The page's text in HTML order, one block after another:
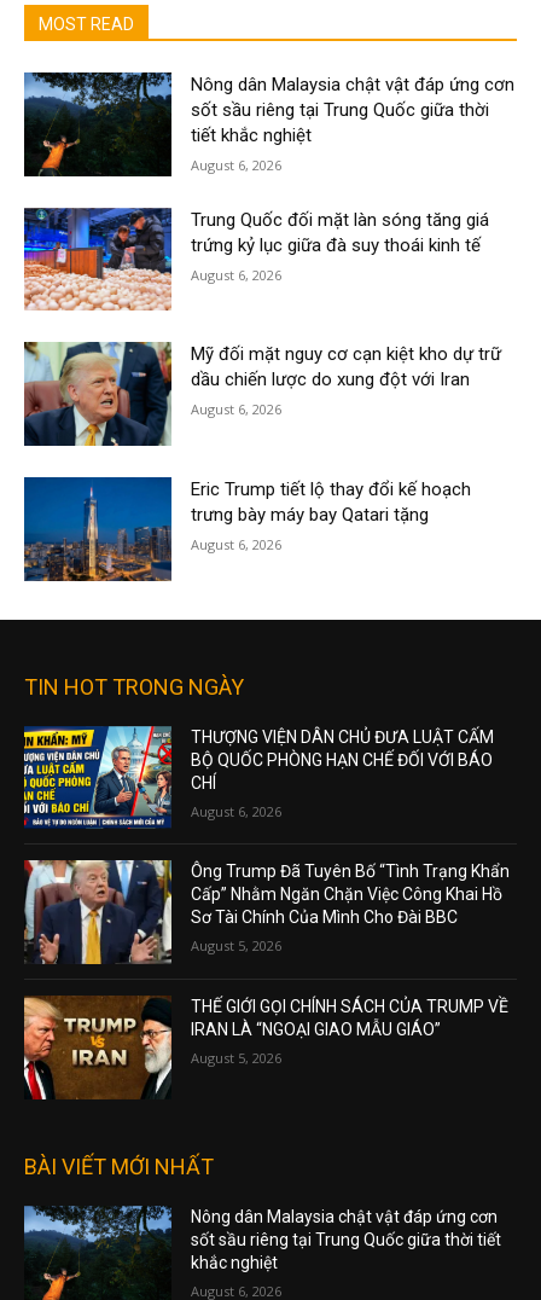
MOST READ
Nông dân Malaysia chật vật đáp ứng cơn
sốt sầu riêng tại Trung Quốc giữa thời
tiết khắc nghiệt
August 6, 2026
Trung Quốc đối mặt làn sóng tăng giá
trứng kỷ lục giữa đà suy thoái kinh tế
August 6, 2026
Mỹ đối mặt nguy cơ cạn kiệt kho dự trữ
dầu chiến lược do xung đột với Iran
August 6, 2026
Eric Trump tiết lộ thay đổi kế hoạch
trưng bày máy bay Qatari tặng
August 6, 2026
TIN HOT TRONG NGÀY
THƯỢNG VIỆN DÂN CHỦ ĐƯA LUẬT CẤM
BỘ QUỐC PHÒNG HẠN CHẾ ĐỐI VỚI BÁO
CHÍ
August 6, 2026
Ông Trump Đã Tuyên Bố “Tình Trạng Khẩn
Cấp” Nhằm Ngăn Chặn Việc Công Khai Hồ
Sơ Tài Chính Của Mình Cho Đài BBC
August 5, 2026
THẾ GIỚI GỌI CHÍNH SÁCH CỦA TRUMP VỀ
IRAN LÀ “NGOẠI GIAO MẪU GIÁO”
August 5, 2026
BÀI VIẾT MỚI NHẤT
Nông dân Malaysia chật vật đáp ứng cơn
sốt sầu riêng tại Trung Quốc giữa thời tiết
khắc nghiệt
August 6, 2026